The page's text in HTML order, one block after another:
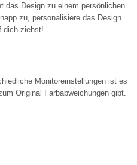
das Design zu einem persönlichen
zu, personalisiere das Design
dich ziehst!
Monitoreinstellungen ist es
Original Farbabweichungen gibt.